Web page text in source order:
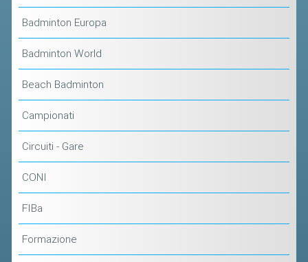
Badminton Europa
Badminton World
Beach Badminton
Campionati
Circuiti - Gare
CONI
FIBa
Formazione
EVENTI SOSTENIBILI
REGOLAMENTI